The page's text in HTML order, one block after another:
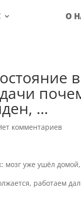
О
…
комментариев
мозг уже ушёл
работаем